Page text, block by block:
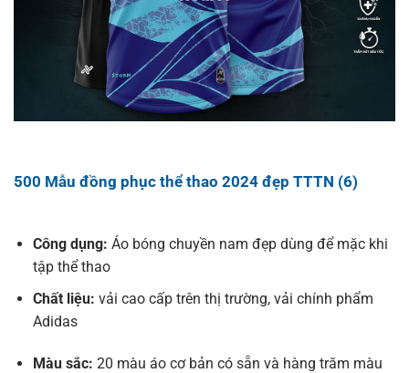
500 Mẫu đồng phục thể thao 2024 đẹp TTTN (6)
Công dụng: Áo bóng chuyền nam đẹp dùng để mặc khi
tập thể thao
Chất liệu: vải cao cấp trên thị trường, vải chính phẩm
Adidas
Màu sắc: 20 màu áo cơ bản có sẵn và hàng trăm màu